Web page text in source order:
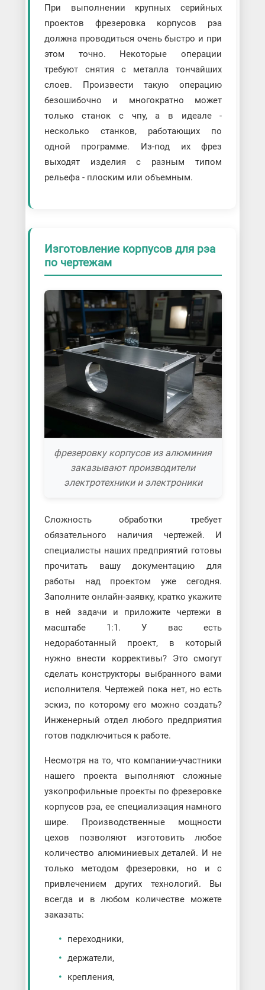
При выполнении крупных серийных
проектов фрезеровка корпусов рэа
должна проводиться очень быстро и при
этом точно. Некоторые операции
требуют снятия с металла тончайших
слоев. Произвести такую операцию
безошибочно и многократно может
только станок с чпу, а в идеале -
несколько станков, работающих по
одной программе. Из-под их фрез
выходят изделия с разным типом
рельефа - плоским или объемным.
Изготовление корпусов для рэа
по чертежам
фрезеровку корпусов из алюминия
заказывают производители
электротехники и электроники
Сложность обработки требует
обязательного наличия чертежей. И
специалисты наших предприятий готовы
прочитать вашу документацию для
работы над проектом уже сегодня.
Заполните онлайн-заявку, кратко укажите
в ней задачи и приложите чертежи в
масштабе 1:1. У вас есть
недоработанный проект, в который
нужно внести коррективы? Это смогут
сделать конструкторы выбранного вами
исполнителя. Чертежей пока нет, но есть
эскиз, по которому его можно создать?
Инженерный отдел любого предприятия
готов подключиться к работе.
Несмотря на то, что компании-участники
нашего проекта выполняют сложные
узкопрофильные проекты по фрезеровке
корпусов рэа, ее специализация намного
шире. Производственные мощности
цехов позволяют изготовить любое
количество алюминиевых деталей. И не
только методом фрезеровки, но и с
привлечением других технологий. Вы
всегда и в любом количестве можете
заказать:
переходники,
держатели,
крепления,